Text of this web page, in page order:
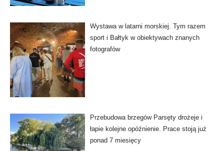
Wystawa w latarni morskiej. Tym razem
sport i Bałtyk w obiektywach znanych
fotografów
Przebudowa brzegów Parsęty drożeje i
łapie kolejne opóźnienie. Prace stoją już
ponad 7 miesięcy